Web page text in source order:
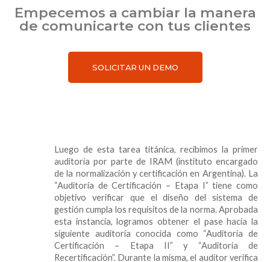
Empecemos a cambiar la manera
de comunicarte con tus clientes
SOLICITAR UN DEMO
Luego de esta tarea titánica, recibimos la primer
auditoría por parte de IRAM (instituto encargado
de la normalización y certificación en Argentina). La
“Auditoría de Certificación – Etapa I” tiene como
objetivo verificar que el diseño del sistema de
gestión cumpla los requisitos de la norma. Aprobada
esta instancia, logramos obtener el pase hacia la
siguiente auditoría conocida como “Auditoría de
Certificación – Etapa II” y “Auditoría de
Recertificación”. Durante la misma, el auditor verifica